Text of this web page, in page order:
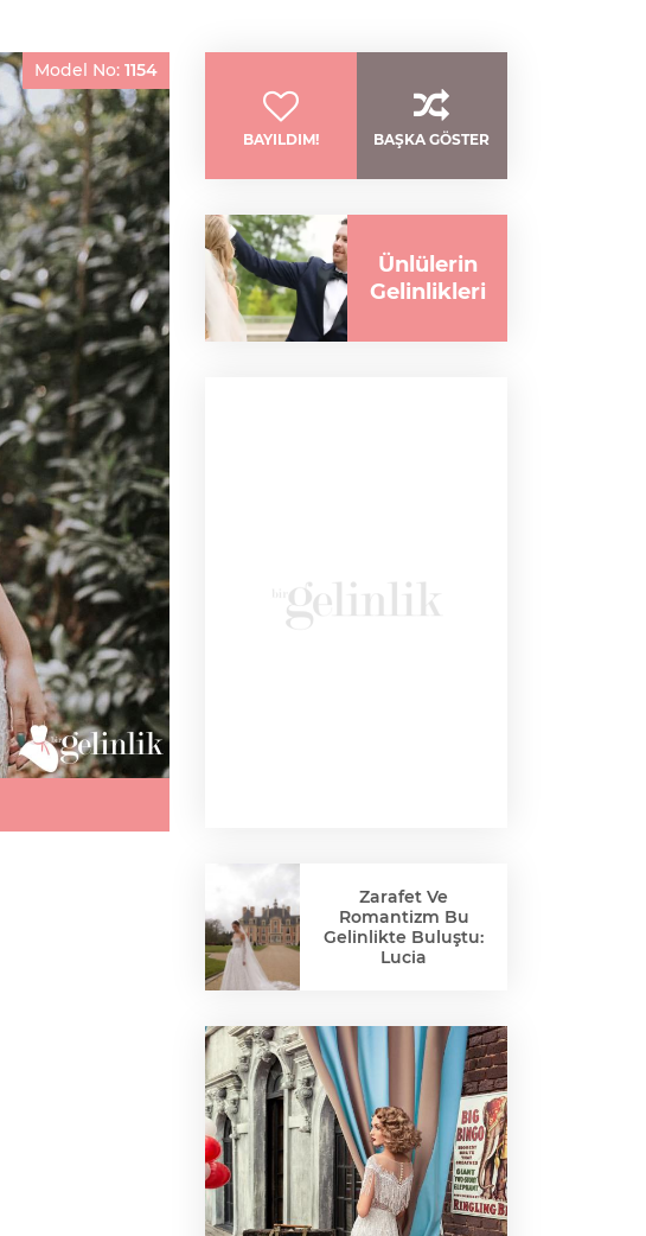
Model No: 1154
BAYILDIM! BAŞKA GÖSTER
Ünlülerin
Gelinlikleri
Zarafet Ve
Romantizm Bu
Gelinlikte Buluştu:
Lucia